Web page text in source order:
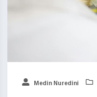
Medin Nuredini